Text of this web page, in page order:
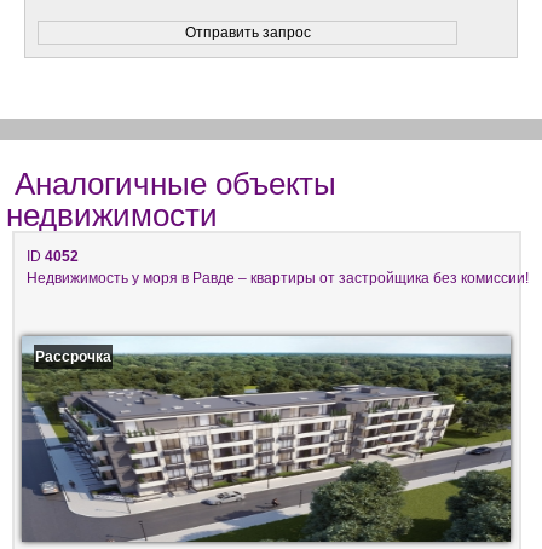
Аналогичные объекты
недвижимости
ID 4052
Недвижимость у моря в Равде – квартиры от застройщика без комиссии!
Рассрочка